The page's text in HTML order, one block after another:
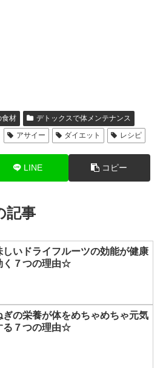
食材
デトックスで体メンテナンス
アサイー ダイエット レシピ
LINE コピー
記事
しいドライフルーツの効能が健康
く７つの理由☆
ぎの栄養が体をめちゃめちゃ元気
る７つの理由☆